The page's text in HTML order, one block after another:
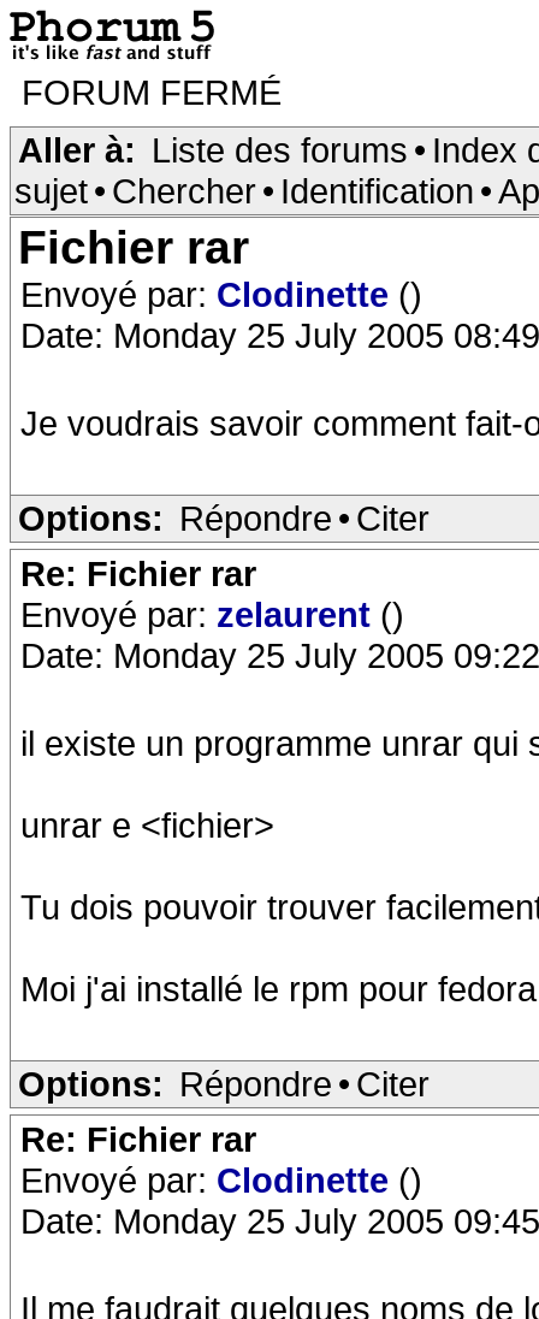
FORUM FERMÉ
Aller à: Liste des forums • Index
sujet• Chercher• Identification •
Fichier rar
Envoyé par: Clodinette ()
Date: Monday 25 July 2005
Je voudrais savoir comment
Options: Répondre • Citer
Re: Fichier rar
Envoyé par: zelaurent ()
Date: Monday 25 July 2005
il existe un programme unrar
unrar e <fichier>
Tu dois pouvoir trouver
Moi j'ai installé le rpm pour
Options: Répondre • Citer
Re: Fichier rar
Envoyé par: Clodinette ()
Date: Monday 25 July 2005
Il me faudrait quelques noms de